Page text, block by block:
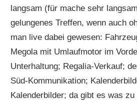
langsam (für mache sehr
gelungenes Treffen, wenn auch
man live dabei gewesen:
Megola mit Umlaufmotor im
Unterhaltung; Regalia-Verkauf;
Süd-Kommunikation;
Kalenderbilder; da gibt es was zu